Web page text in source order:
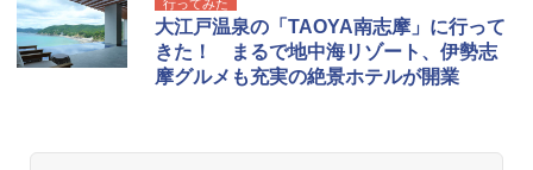
行ってみた
大江戸温泉の「TAOYA南志摩」に行って
きた！ まるで地中海リゾート、伊勢志
摩グルメも充実の絶景ホテルが開業